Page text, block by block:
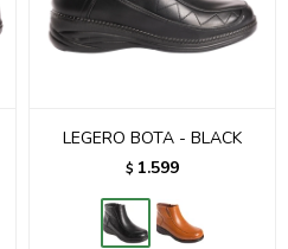
LEGERO BOTA - BLACK
$ 1.599